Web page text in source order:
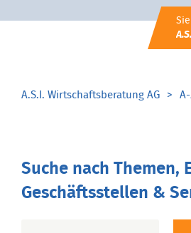
A.S.I. Wirtschaftsberatung AG A-
Suche nach Themen,
Geschäftsstellen &